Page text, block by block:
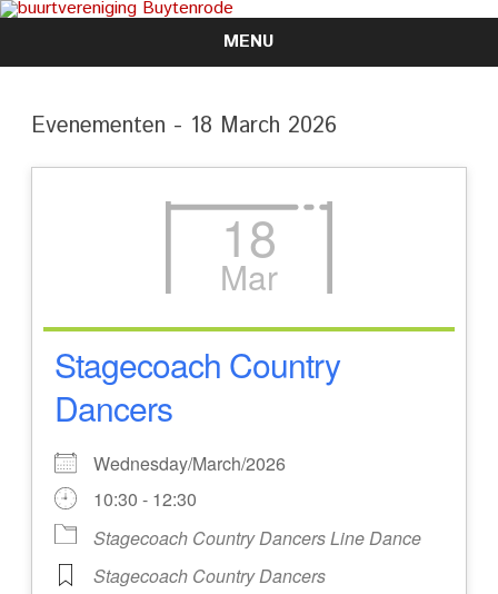
MENU
Skip
content
Evenementen - 18 March 2026
18
Mar
Stagecoach Country
Dancers
Wednesday/March/2026
10:30 - 12:30
Stagecoach Country Dancers Line Dance
Stagecoach Country Dancers